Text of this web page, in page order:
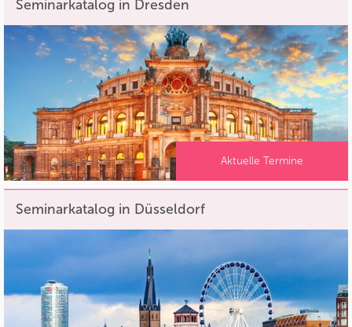
Seminarkatalog in Dresden
Aktuelle Termine
Seminarkatalog in Düsseldorf